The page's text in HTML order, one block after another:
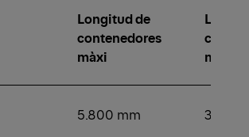
Longitud de
contenedores
màxi
min.
5.800 mm 3.500